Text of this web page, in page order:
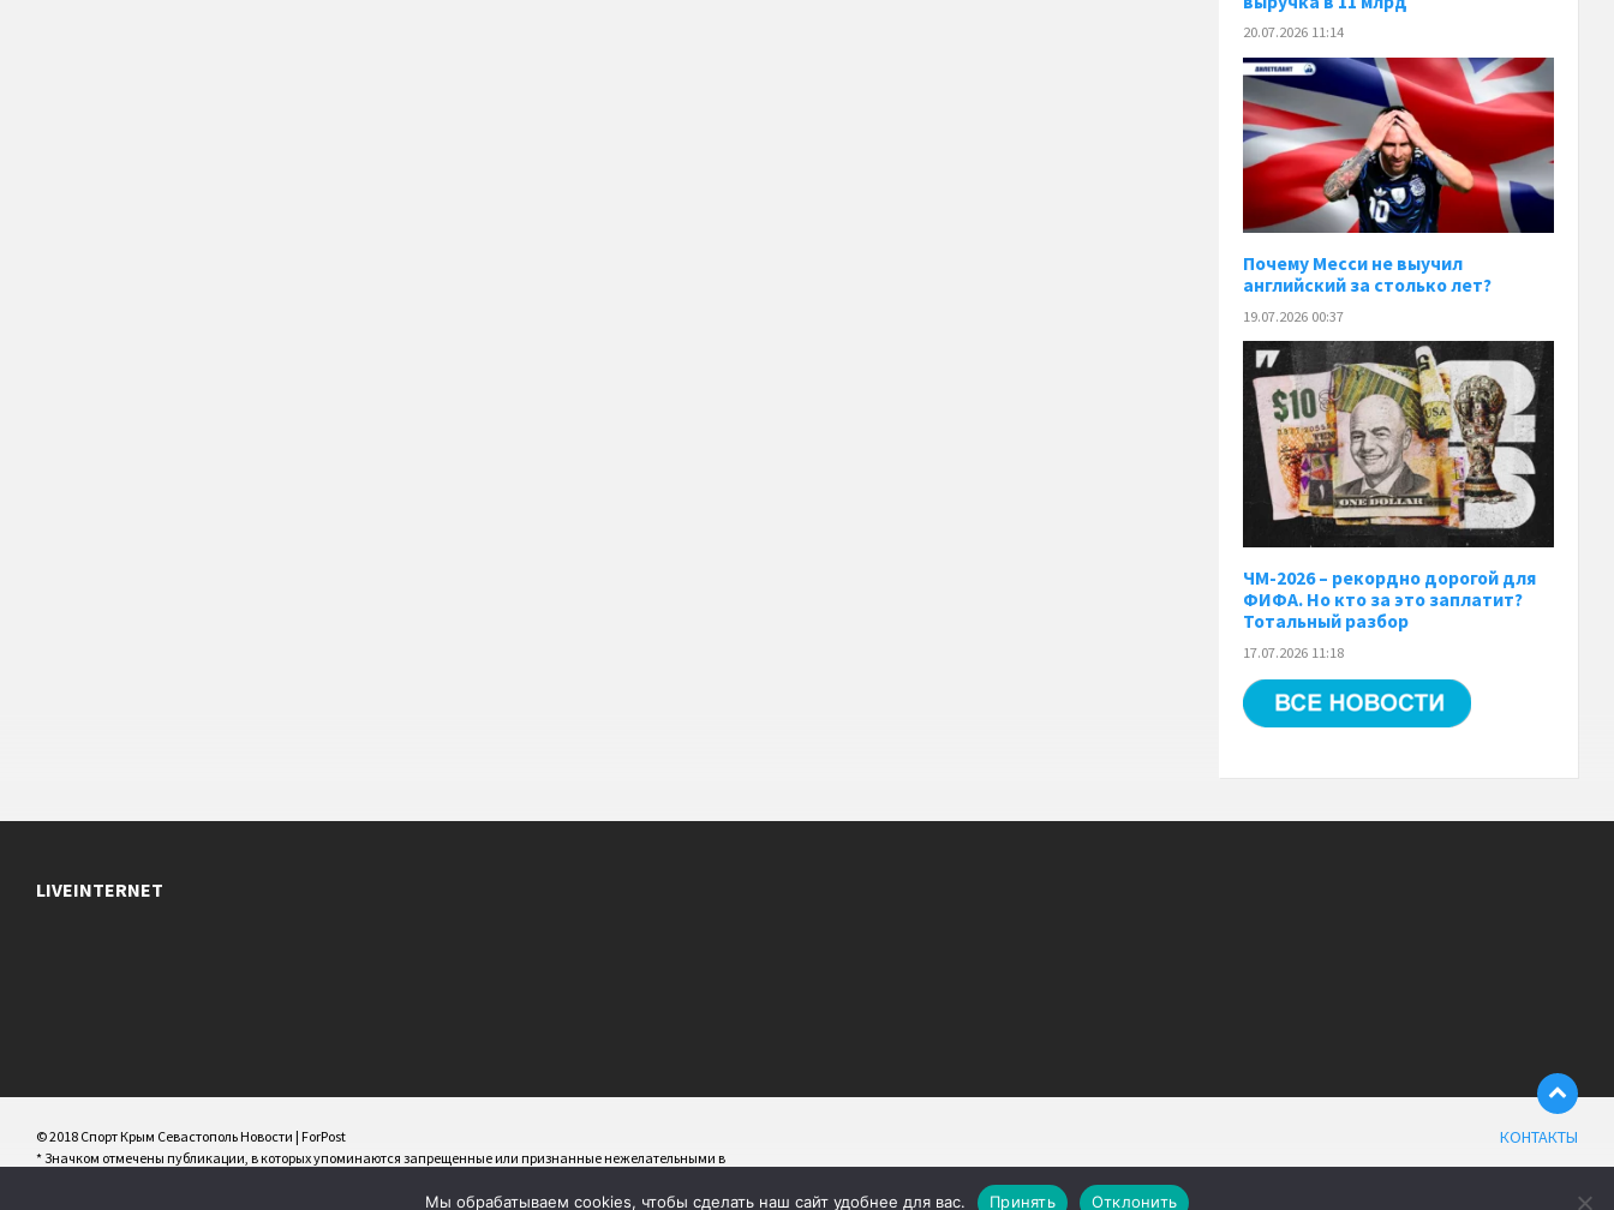
20.07.2026 11:14
Почему Месси не выучил
английский за столько лет?
19.07.2026 00:37
ЧМ-2026 – рекордно дорогой для
ФИФА. Но кто за это заплатит?
Тотальный разбор
17.07.2026 11:18
LIVEINTERNET
КОНТАКТЫ
© 2018 Спорт Крым Севастополь Новости | ForPost
* Значком отмечены публикации, в которых упоминаются запрещенные или признанные нежелательными в
Мы обрабатываем cookies, чтобы сделать наш сайт удобнее для вас. Принять Отклонить